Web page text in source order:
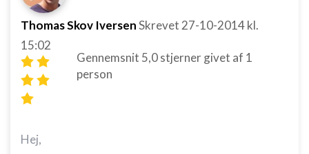
Thomas Skov IversenSkrevet 27-10-2014kl.
15:02
Gennemsnit 5,0stjerner givet af 1
person
Hej,